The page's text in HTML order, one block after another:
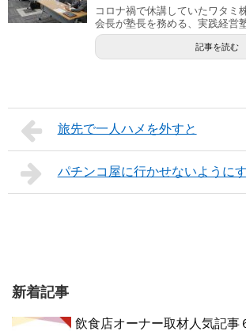
コロナ禍で休講していたワタミ
会長が塾長を務める、実践経営
記事を読む
旅先で一人ハメを外すと
パチンコ屋に行かせないように
新着記事
飲食店オーナー取材人気記事